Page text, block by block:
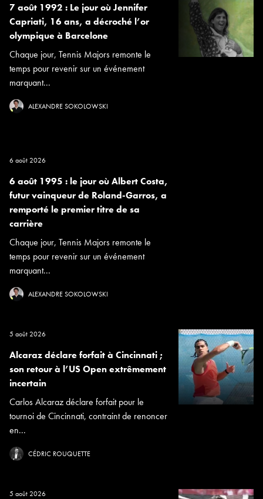
7 août 1992 : Le jour où Jennifer
Capriati, 16 ans, a décroché l’or
olympique à Barcelone
Chaque jour, Tennis Majors remonte le
temps pour revenir sur un événement
marquant...
ALEXANDRE SOKOLOWSKI
6 août 2026
6 août 1995 : le jour où Albert Costa,
futur vainqueur de Roland-Garros, a
remporté le premier titre de sa
carrière
Chaque jour, Tennis Majors remonte le
temps pour revenir sur un événement
marquant...
ALEXANDRE SOKOLOWSKI
5 août 2026
Alcaraz déclare forfait à Cincinnati ;
son retour à l’US Open extrêmement
incertain
Carlos Alcaraz déclare forfait pour le
tournoi de Cincinnati, contraint de renoncer
en...
CÉDRIC ROUQUETTE
5 août 2026